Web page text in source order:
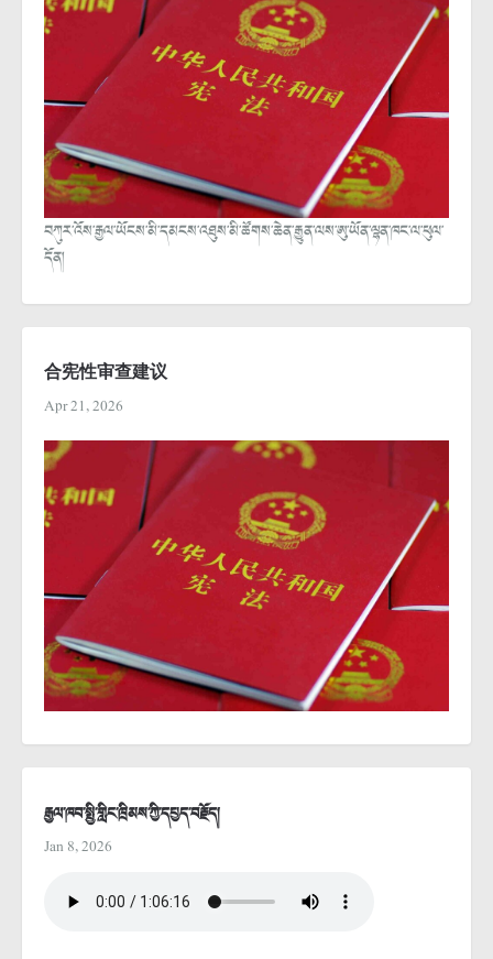
བཀུར་འོས་རྒྱལ་ཡོངས་མི་དམངས་འཐུས་མི་ཚོགས་ཆེན་རྒྱུན་ལས་ཨུ་ཡོན་ལྷན་ཁང་ལ་ཕུལ་
དོན།
合宪性审查建议
Apr 21, 2026
རྒྱལ་ཁབ་སྤྱི་གླིང་ཁྲིམས་ཀྱི་དཔྱད་བརྗོད།
Jan 8, 2026